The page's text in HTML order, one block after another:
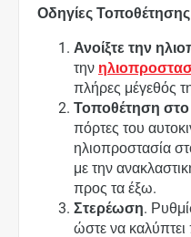
Οδηγίες Τοποθέτησης
Ανοίξτε την
την
πλήρες μέγεθός
Τοποθέτηση
πόρτες του
ηλιοπροστασία
με την
προς τα έξω.
Στερέωση.
ώστε να